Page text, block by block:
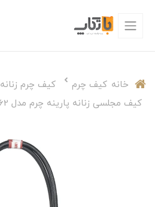
خانه کیف چرم کیف چرم زنانه
کیف مجلسی زنانه پارینه چرم مدل 1862